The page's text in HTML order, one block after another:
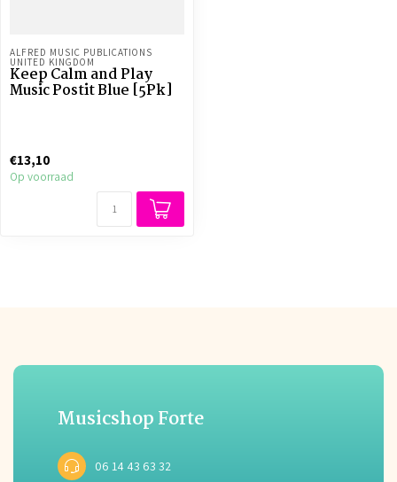
ALFRED MUSIC PUBLICATIONS
UNITED KINGDOM
Keep Calm and Play
Music Postit Blue [5Pk]
€13,10
Op voorraad
Musicshop Forte
06 14 43 63 32